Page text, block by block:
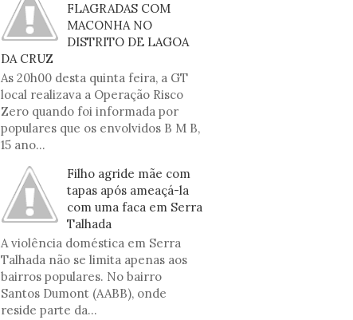
FLAGRADAS COM
MACONHA NO
DISTRITO DE LAGOA
DA CRUZ
As 20h00 desta quinta feira, a GT
local realizava a Operação Risco
Zero quando foi informada por
populares que os envolvidos B M B,
15 ano...
Filho agride mãe com
tapas após ameaçá-la
com uma faca em Serra
Talhada
A violência doméstica em Serra
Talhada não se limita apenas aos
bairros populares. No bairro
Santos Dumont (AABB), onde
reside parte da...